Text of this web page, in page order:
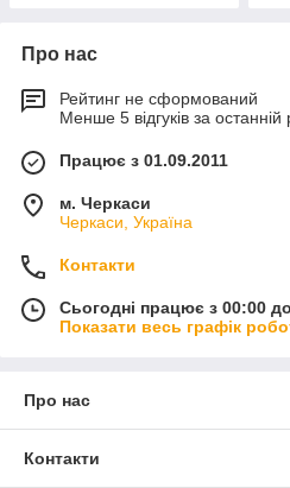
Про нас
Рейтинг не сформований
Менше 5 відгуків за останній
Працює з 01.09.2011
м. Черкаси
Черкаси, Україна
Контакти
Сьогодні працює з 00:00
Показати весь графік
Про нас
Контакти